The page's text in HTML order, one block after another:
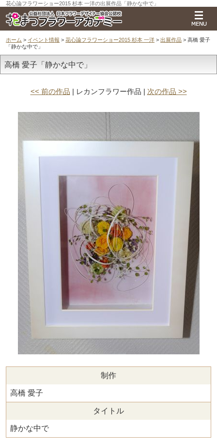
花心論フラワーショー2015 杉本 一洋の出展作品「静かな中で」
ホーム > イベント情報 > 花心論フラワーショー2015 杉本 一洋 > 出展作品 > 高橋 愛子
「静かな中で」
高橋 愛子「静かな中で」
<< 前の作品 | レカンフラワー作品 | 次の作品 >>
制作
高橋 愛子
タイトル
静かな中で